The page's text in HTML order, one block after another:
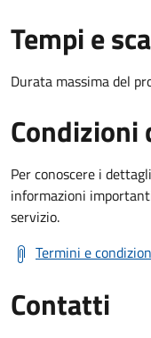
Tempi e
Durata massima del
Condizioni
Per conoscere i
informazioni
servizio.
Termini e
Contatti